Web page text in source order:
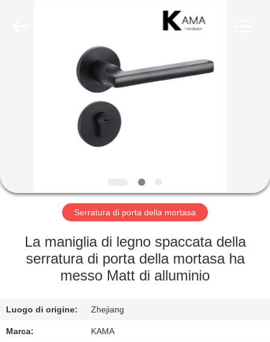
PRODOTTI
GIRO
FABBRICA
CONTROLLO
QUALITÀ
Serratura di porta della mortasa
La maniglia di legno spaccata della
serratura di porta della mortasa ha
messo Matt di alluminio
Luogo di origine: Zhejiang
Marca: KAMA